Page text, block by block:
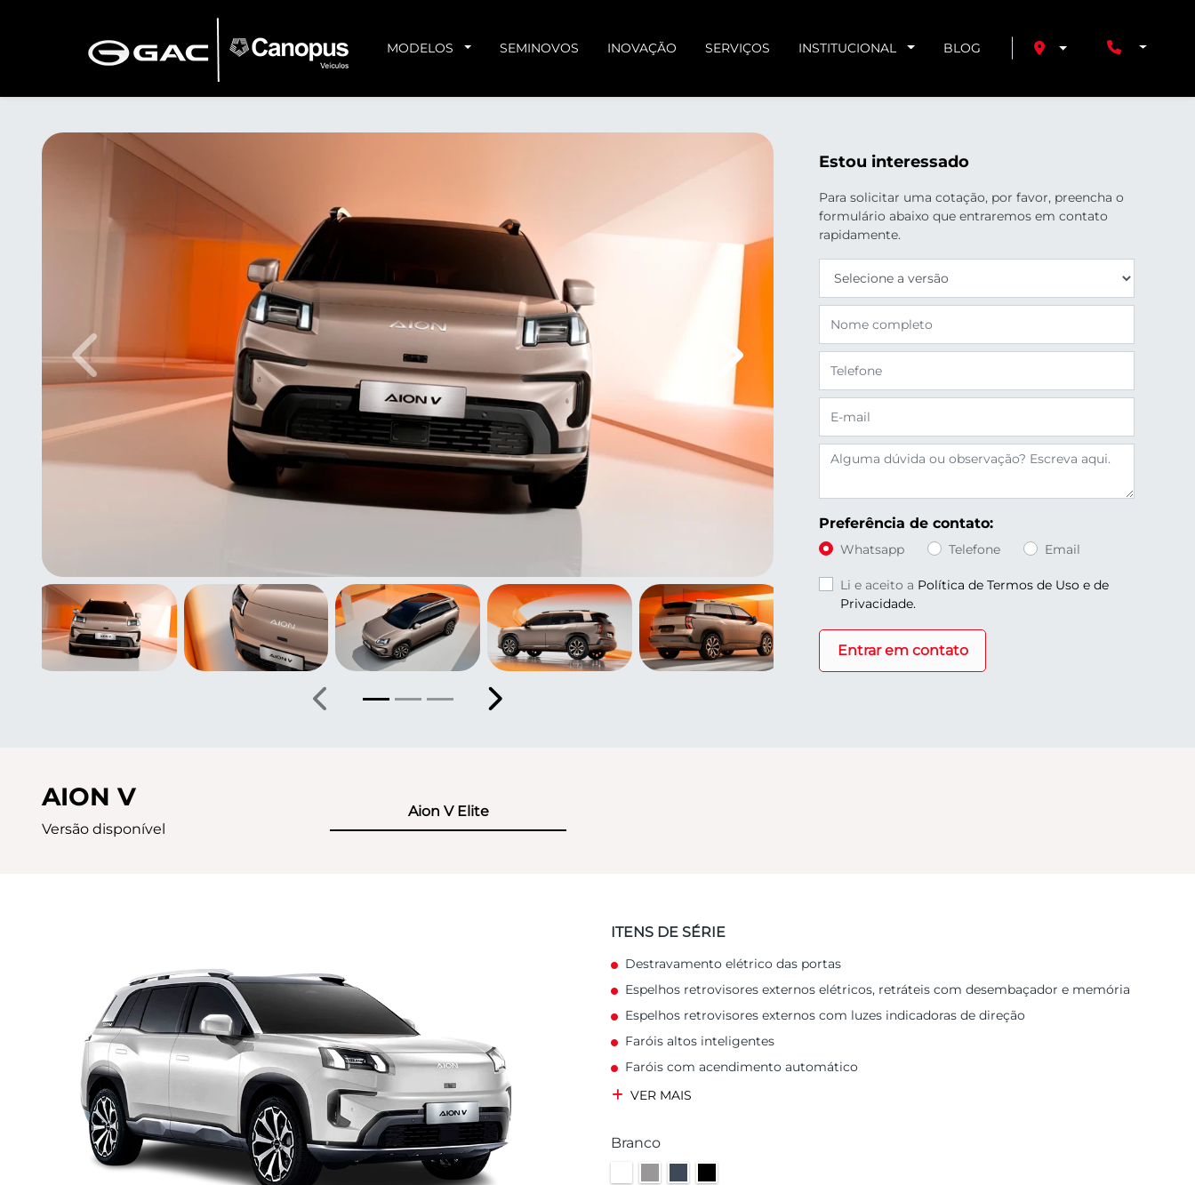
MODELOS SEMINOVOS INOVAÇÃO SERVIÇOS INSTITUCIONAL BLOG
Estou interessado
Para solicitar uma cotação, por favor, preencha o
formulário abaixo que entraremos em contato
rapidamente.
Preferência de contato:
Whatsapp Telefone Email
Li e aceito a Política de Termos de Uso e de
Privacidade.
Entrar em contato
Anterior Próximo
Anterior Próximo
AION V
Versão disponível
Aion V Elite
ITENS DE SÉRIE
Destravamento elétrico das portas
Espelhos retrovisores externos elétricos, retráteis com desembaçador e memória
Espelhos retrovisores externos com luzes indicadoras de direção
Faróis altos inteligentes
Faróis com acendimento automático
VER MAIS
Branco